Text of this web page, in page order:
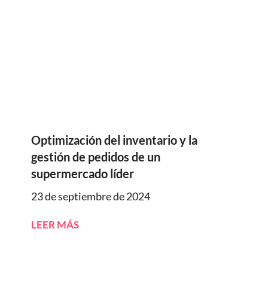
Optimización del inventario y la
gestión de pedidos de un
supermercado líder
23 de septiembre de 2024
LEER MÁS